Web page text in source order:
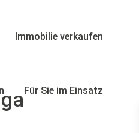
Immobilie verkaufen
Für Sie im Einsatz